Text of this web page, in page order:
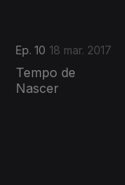
Ep. 10 18 mar. 2017
Tempo de
Nascer